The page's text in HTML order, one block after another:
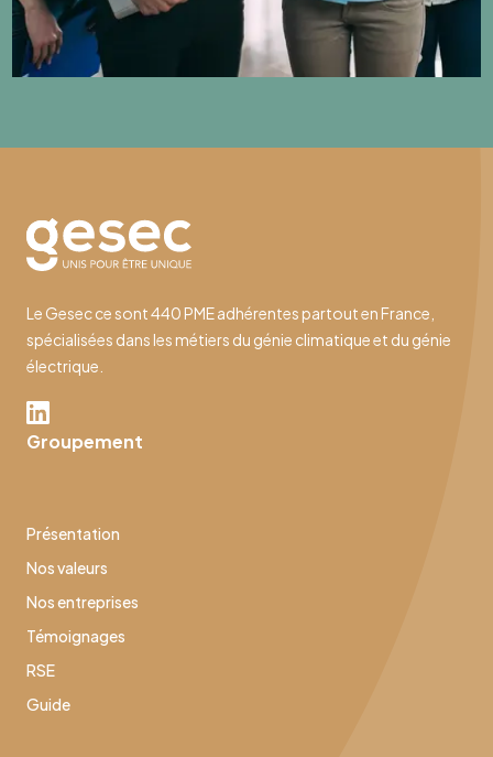
Le Gesec ce sont 440 PME adhérentes partout en France,
spécialisées dans les métiers du génie climatique et du génie
électrique.
Groupement
Présentation
Nos valeurs
Nos entreprises
Témoignages
RSE
Guide